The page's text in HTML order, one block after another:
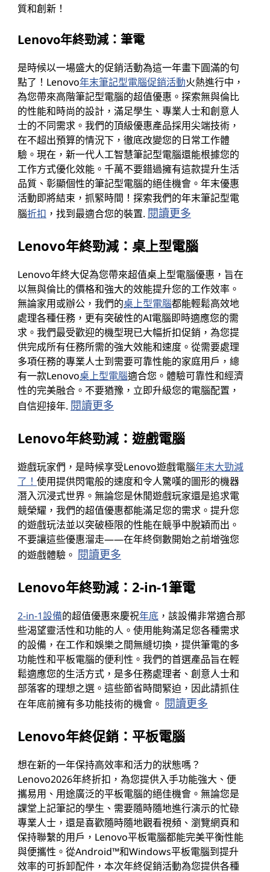
質和創新！
Lenovo年終勁減：筆電
是時候以一場盛大的促銷活動為這一年畫下圓滿的句
點了！Lenovo年末筆記型電腦促銷活動火熱進行中，
為您帶來高階筆記型電腦的超值優惠。探索無與倫比
的性能和時尚的設計，滿足學生、專業人士和創意人
士的不同需求。我們的頂級優惠產品採用尖端技術，
在不超出預算的情況下，徹底改變您的日常工作體
驗。現在，新一代人工智慧筆記型電腦還能根據您的
工作方式優化效能。千萬不要錯過擁有這款提升生活
品質、彰顯個性的筆記型電腦的絕佳機會。年末優惠
活動即將結束，抓緊時間！探索我們的年末筆記型電
腦折扣 ，找到最適合您的裝置. 閱讀更多
Lenovo年終勁減：桌上型電腦
Lenovo年終大促為您帶來超值桌上型電腦優惠，旨在
以無與倫比的價格和強大的效能提升您的工作效率。
無論家用或辦公，我們的桌上型電腦都能輕鬆高效地
處理各種任務，更有突破性的AI電腦即時適應您的需
求。我們最受歡迎的機型現已大幅折扣促銷，為您提
供完成所有任務所需的強大效能和速度。從需要處理
多項任務的專業人士到需要可靠性能的家庭用戶，總
有一款Lenovo桌上型電腦適合您。體驗可靠性和經濟
性的完美融合。不要猶豫，立即升級您的電腦配置，
自信迎接年. 閱讀更多
Lenovo年終勁減：遊戲電腦
遊戲玩家們，是時候享受Lenovo遊戲電腦年末大勁減
了！ 使用提供閃電般的速度和令人驚嘆的圖形的機器
潛入沉浸式世界。無論您是休閒遊戲玩家還是追求電
競榮耀，我們的超值優惠都能滿足您的需求。提升您
的遊戲玩法並以突破極限的性能在競爭中脫穎而出。
不要讓這些優惠溜走——在年終倒數開始之前增強您
的遊戲體驗。 閱讀更多
Lenovo年終勁減：2-in-1筆電
2-in-1設備的超值優惠來慶祝年底，該設備非常適合那
些渴望靈活性和功能的人。使用能夠滿足您各種需求
的設備，在工作和娛樂之間無縫切換，提供筆電的多
功能性和平板電腦的便利性。我們的首選產品旨在輕
鬆適應您的生活方式，是多任務處理者、創意人士和
部落客的理想之選。這些節省時間緊迫，因此請抓住
在年底前擁有多功能技術的機會。 閱讀更多
Lenovo年終促銷：平板電腦
想在新的一年保持高效率和活力的狀態嗎？
Lenovo2026年終折扣，為您提供入手功能強大、便
攜易用、用途廣泛的平板電腦的絕佳機會。無論您是
課堂上記筆記的學生、需要隨時隨地進行演示的忙碌
專業人士，還是喜歡隨時隨地觀看視頻、瀏覽網頁和
保持聯繫的用戶，Lenovo平板電腦都能完美平衡性能
與便攜性。從Android™和Windows平板電腦到提升
效率的可拆卸配件，本次年終促銷活動為您提供各種